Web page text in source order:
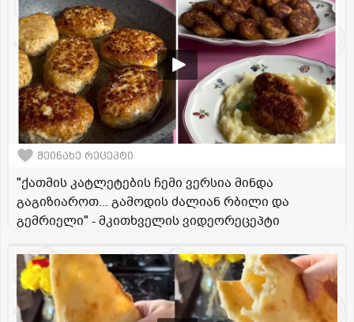
შეინახე რეცეპტი
"ქათმის კატლეტების ჩემი ვერსია მინდა
გაგიზიაროთ... გამოდის ძალიან რბილი და
გემრიელი" - მკითხველის ვიდეორეცეპტი